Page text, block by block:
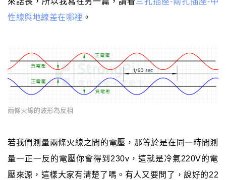
性線與地線差在哪裡 。
兩條火線的波形為反相
若我們測量兩條火線之間的電壓，那等於是在同一時間測
量一正一反的電壓你會得到230v，這就是冷氣220V的電
壓來源，這樣大家有清楚了嗎。有人又要問了，說好的22